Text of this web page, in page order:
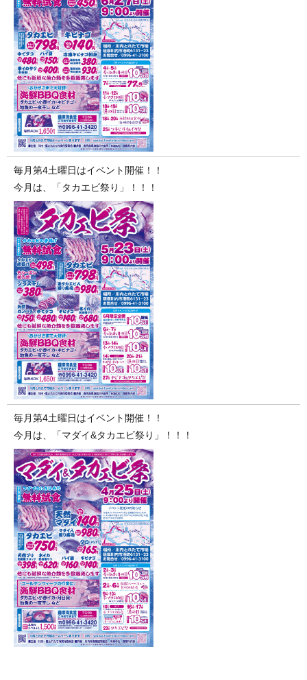
毎月第4土曜日はイベント開催！！
今月は、「タカエビ祭り」！！！
毎月第4土曜日はイベント開催！！
今月は、「マダイ&タカエビ祭り」！！！